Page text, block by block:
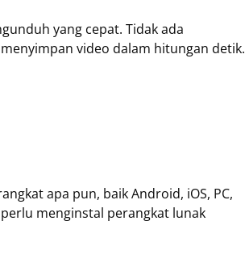
yang cepat. Tidak ada
video dalam hitungan detik.
apa pun, baik Android, iOS, PC,
menginstal perangkat lunak